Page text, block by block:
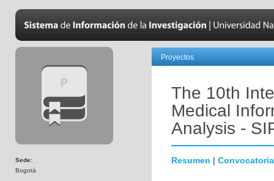
Sede:
Bogotá
Proyectos
The 10th
Medical
Analysis -
Resumen | Convocatoria